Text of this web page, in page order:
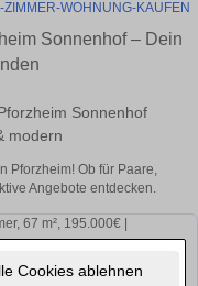
Cookies ablehnen
ZIMMER-WOHNUNG-KAUFEN
Sonnenhof – Dein
Sonnenhof
modern
Pforzheim! Ob für Paare,
Angebote entdecken.